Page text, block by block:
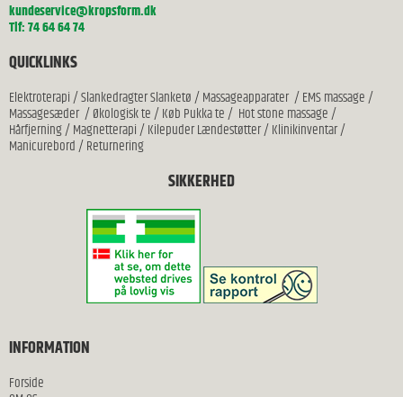
kundeservice@kropsform.dk
Tlf: 74 64 64 74
QUICKLINKS
Elektroterapi/Slankedragter Slanketø/Massageapparater/EMS massage/
Massagesæder/Økologisk te/Køb Pukka te/ Hot stone massage/
Hårfjerning/Magnetterapi/Kilepuder Lændestøtter/Klinikinventar/
Manicurebord/Returnering
SIKKERHED
INFORMATION
Forside